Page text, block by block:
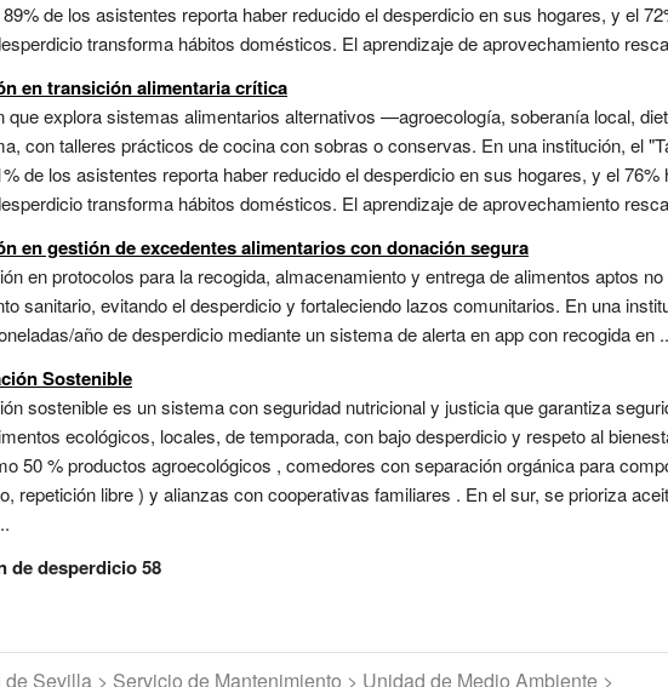
de los asistentes reporta haber reducido el desperdicio en sus hogares, y el
transforma hábitos domésticos. El aprendizaje de aprovechamiento
en transición alimentaria crítica
que explora sistemas alimentarios alternativos —agroecología, soberanía local,
con talleres prácticos de cocina con sobras o conservas. En una institución, el
de los asistentes reporta haber reducido el desperdicio en sus hogares, y el
transforma hábitos domésticos. El aprendizaje de aprovechamiento
en gestión de excedentes alimentarios con donación segura
en protocolos para la recogida, almacenamiento y entrega de alimentos aptos
sanitario, evitando el desperdicio y fortaleciendo lazos comunitarios. En una
año de desperdicio mediante un sistema de alerta en app con recogida en
Sostenible
sostenible es un sistema con seguridad nutricional y justicia que garantiza
ecológicos, locales, de temporada, con bajo desperdicio y respeto al
50 % productos agroecológicos , comedores con separación orgánica para
repetición libre ) y alianzas con cooperativas familiares . En el sur, se prioriza
de desperdicio 58
Sevilla > Servicio de Mantenimiento > Unidad de Medio Ambiente >